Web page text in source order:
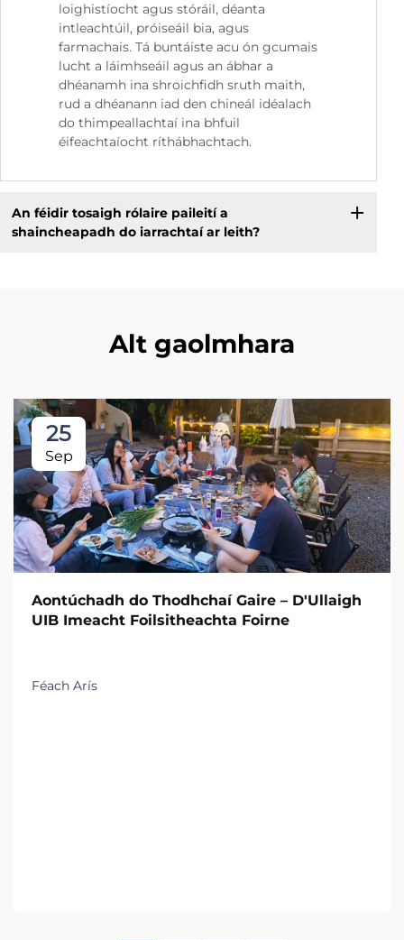
loighistíocht agus stóráil, déanta
intleachtúil, próiseáil bia, agus
farmachais. Tá buntáiste acu ón gcumais
lucht a láimhseáil agus an ábhar a
dhéanamh ina shroichfidh sruth maith,
rud a dhéanann iad den chineál idéalach
do thimpeallachtaí ina bhfuil
éifeachtaíocht ríthábhachtach.
An féidir tosaigh rólaire paileití a
shaincheapadh do iarrachtaí ar leith?
Alt gaolmhara
25
Sep
Aontúchadh do Thodhchaí Gaire – D'Ullaigh
UIB Imeacht Foilsitheachta Foirne
Féach Arís